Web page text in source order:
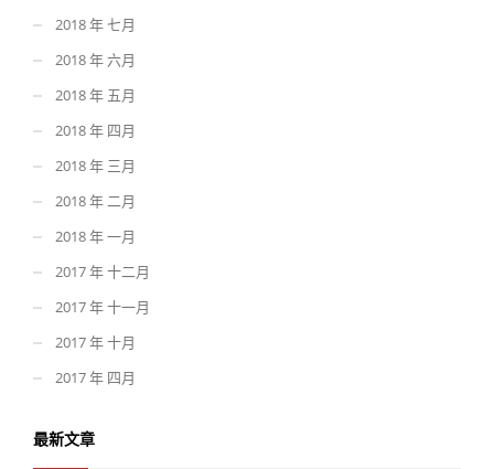
2018 年 七月
2018 年 六月
2018 年 五月
2018 年 四月
2018 年 三月
2018 年 二月
2018 年 一月
2017 年 十二月
2017 年 十一月
2017 年 十月
2017 年 四月
最新文章